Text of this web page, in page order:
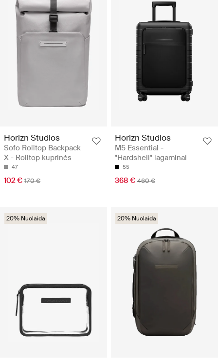
Horizn Studios
Sofo Rolltop Backpack
X - Rolltop kuprinės
47
102 € 170 €
Horizn Studios
M5 Essential -
"Hardshell" lagaminai
55
368 € 460 €
20% Nuolaida 20% Nuolaida